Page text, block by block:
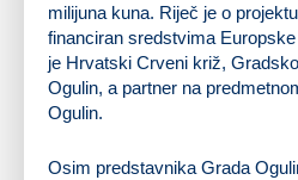
milijuna kuna. Riječ je o
financiran sredstvima
je Hrvatski Crveni križ,
Ogulin, a partner na
Ogulin.
Osim predstavnika Grada